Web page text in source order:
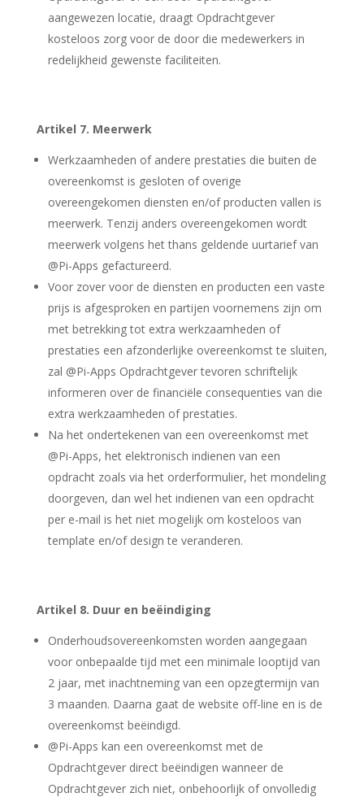
aangewezen locatie, draagt Opdrachtgever
kosteloos zorg voor de door die medewerkers in
redelijkheid gewenste faciliteiten.
Artikel 7. Meerwerk
Werkzaamheden of andere prestaties die buiten de
overeenkomst is gesloten of overige
overeengekomen diensten en/of producten vallen is
meerwerk. Tenzij anders overeengekomen wordt
meerwerk volgens het thans geldende uurtarief van
@Pi-Apps gefactureerd.
Voor zover voor de diensten en producten een vaste
prijs is afgesproken en partijen voornemens zijn om
met betrekking tot extra werkzaamheden of
prestaties een afzonderlijke overeenkomst te sluiten,
zal @Pi-Apps Opdrachtgever tevoren schriftelijk
informeren over de financiële consequenties van die
extra werkzaamheden of prestaties.
Na het ondertekenen van een overeenkomst met
@Pi-Apps, het elektronisch indienen van een
opdracht zoals via het orderformulier, het mondeling
doorgeven, dan wel het indienen van een opdracht
per e-mail is het niet mogelijk om kosteloos van
template en/of design te veranderen.
Artikel 8. Duur en beëindiging
Onderhoudsovereenkomsten worden aangegaan
voor onbepaalde tijd met een minimale looptijd van
2 jaar, met inachtneming van een opzegtermijn van
3 maanden. Daarna gaat de website off-line en is de
overeenkomst beëindigd.
@Pi-Apps kan een overeenkomst met de
Opdrachtgever direct beëindigen wanneer de
Opdrachtgever zich niet, onbehoorlijk of onvolledig